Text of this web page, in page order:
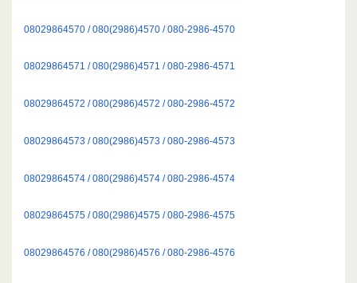
08029864570 / 080(2986)4570 / 080-2986-4570
08029864571 / 080(2986)4571 / 080-2986-4571
08029864572 / 080(2986)4572 / 080-2986-4572
08029864573 / 080(2986)4573 / 080-2986-4573
08029864574 / 080(2986)4574 / 080-2986-4574
08029864575 / 080(2986)4575 / 080-2986-4575
08029864576 / 080(2986)4576 / 080-2986-4576